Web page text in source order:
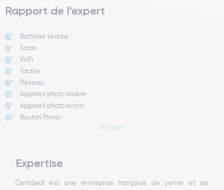
Rapport de l'expert
Batterie testée
Écran
WiFi
Tactile
Réseau
Appareil photo arrière ​
Appareil photo avant
Bouton Power
Voir plus
Expertise
Certideal est une entreprise française de vente et de